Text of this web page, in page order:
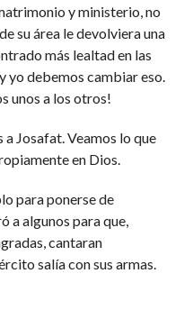
y ministerio, no
su área le devolviera una
más lealtad en las
yo debemos cambiar eso.
unos a los otros!
Josafat. Veamos lo que
en Dios.
para ponerse de
a algunos para que,
cantaran
salía con sus armas.